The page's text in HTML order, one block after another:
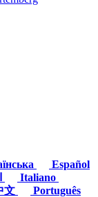
Español
Italiano
文
Português